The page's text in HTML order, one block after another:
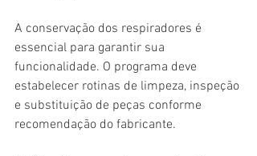
A conservação dos respiradores é
essencial para garantir sua
funcionalidade. O programa deve
estabelecer rotinas de limpeza, inspeção
e substituição de peças conforme
recomendação do fabricante.